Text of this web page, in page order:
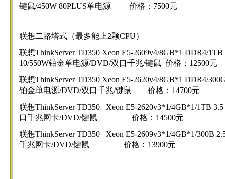
键鼠/450W 80PLUS单电源 价格：7500元
联想二路塔式（最多能上2颗CPU）
联想ThinkServer TD350 Xeon E5-2609v4/8GB*1 DDR4/
10/550W铂金单电源/DVD/双口千兆/键鼠 价格：12500元
联想ThinkServer TD350 Xeon E5-2620v4/8GB*1 DDR4/
铂金单电源/DVD/双口千兆/键鼠 价格：14700元
联想ThinkServer TD350 Xeon E5-2620v3*1/4GB*1/1TB
口千兆网卡/DVD/键鼠 价格：14500元
联想ThinkServer TD350 Xeon E5-2609v3*1/4GB*1/300B
千兆网卡/DVD/键鼠 价格：13900元